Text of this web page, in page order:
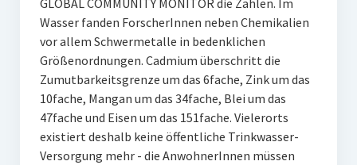
GLOBAL COMMUNITY MONITOR die Zahlen. Im
Wasser fanden ForscherInnen neben Chemikalien
vor allem Schwermetalle in bedenklichen
Größenordnungen. Cadmium überschritt die
Zumutbarkeitsgrenze um das 6fache, Zink um das
10fache, Mangan um das 34fache, Blei um das
47fache und Eisen um das 151fache. Vielerorts
existiert deshalb keine öffentliche Trinkwasser-
Versorgung mehr - die AnwohnerInnen müssen